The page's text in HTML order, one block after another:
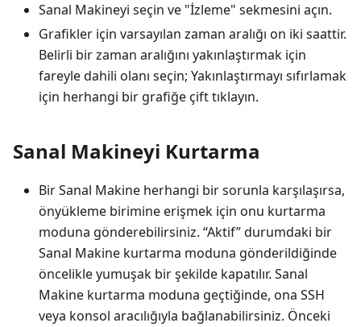
Sanal Makineyi seçin ve "İzleme" sekmesini açın.
Grafikler için varsayılan zaman aralığı on iki saattir.
Belirli bir zaman aralığını yakınlaştırmak için
fareyle dahili olanı seçin; Yakınlaştırmayı sıfırlamak
için herhangi bir grafiğe çift tıklayın.
Sanal Makineyi Kurtarma
Bir Sanal Makine herhangi bir sorunla karşılaşırsa,
önyükleme birimine erişmek için onu kurtarma
moduna gönderebilirsiniz. “Aktif” durumdaki bir
Sanal Makine kurtarma moduna gönderildiğinde
öncelikle yumuşak bir şekilde kapatılır. Sanal
Makine kurtarma moduna geçtiğinde, ona SSH
veya konsol aracılığıyla bağlanabilirsiniz. Önceki